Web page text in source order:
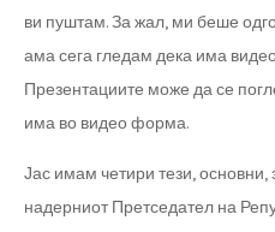
ви пуштам. За жал, ми беше
ама сега гледам дека има
Презентациите може да се
има во видео форма.
Јас имам четири тези, основни,
надерниот Претседател на